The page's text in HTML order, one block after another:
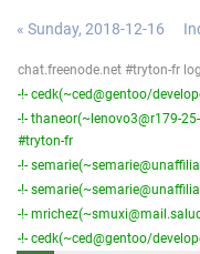
« Sunday, 2018-12-16
chat.freenode.net #tryton-fr
-!- cedk(~ced@gentoo/
-!- thaneor(~lenovo3@r179-
#tryton-fr
-!-
-!-
-!-
-!- cedk(~ced@gentoo/